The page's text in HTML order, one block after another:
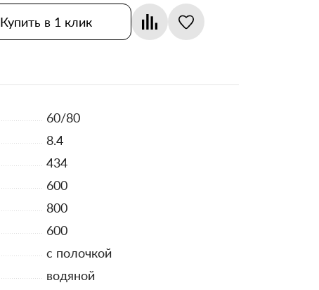
Купить в 1 клик
60/80
8.4
434
600
800
600
с полочкой
водяной